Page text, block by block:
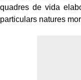
quadres de vida
particulars natures